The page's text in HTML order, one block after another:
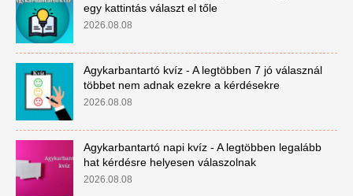
egy kattintás választ el tőle
2026.08.08
Agykarbantartó kvíz - A legtöbben 7 jó válasznál
többet nem adnak ezekre a kérdésekre
2026.08.08
Agykarbantartó napi kvíz - A legtöbben legalább
hat kérdésre helyesen válaszolnak
2026.08.08